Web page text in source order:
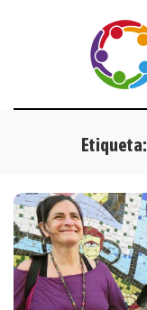
Etiqueta: